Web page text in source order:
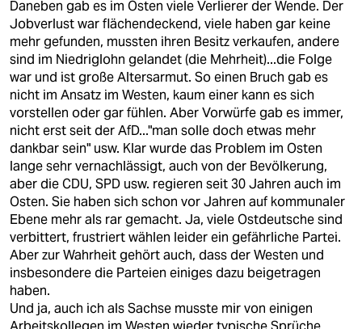
Daneben gab es im Osten viele Verlierer der Wende. Der
Jobverlust war flächendeckend, viele haben gar keine
mehr gefunden, mussten ihren Besitz verkaufen, andere
sind im Niedriglohn gelandet (die Mehrheit)...die Folge
war und ist große Altersarmut. So einen Bruch gab es
nicht im Ansatz im Westen, kaum einer kann es sich
vorstellen oder gar fühlen. Aber Vorwürfe gab es immer,
nicht erst seit der AfD..."man solle doch etwas mehr
dankbar sein" usw. Klar wurde das Problem im Osten
lange sehr vernachlässigt, auch von der Bevölkerung,
aber die CDU, SPD usw. regieren seit 30 Jahren auch im
Osten. Sie haben sich schon vor Jahren auf kommunaler
Ebene mehr als rar gemacht. Ja, viele Ostdeutsche sind
verbittert, frustriert wählen leider ein gefährliche Partei.
Aber zur Wahrheit gehört auch, dass der Westen und
insbesondere die Parteien einiges dazu beigetragen
haben.
Und ja, auch ich als Sachse musste mir von einigen